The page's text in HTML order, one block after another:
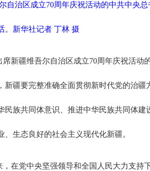
自治区成立70周年庆祝活动的中共中央
。新华社记者 丁林 摄
新疆维吾尔自治区成立70周年庆祝活
疆要完整准确全面贯彻新时代党的治
族共同体意识、推进中华民族共同体
生态良好的社会主义现代化新疆。
，在党中央坚强领导和全国人民大力支